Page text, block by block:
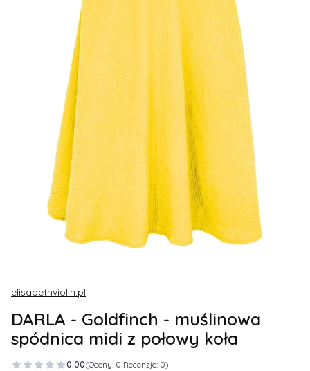
elisabethviolin.pl
DARLA - Goldfinch - muślinowa
spódnica midi z połowy koła
0.00(Oceny: 0 Recenzje: 0)